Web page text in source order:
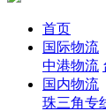
首页
国际物流
中港物流
国内物流
珠三角专